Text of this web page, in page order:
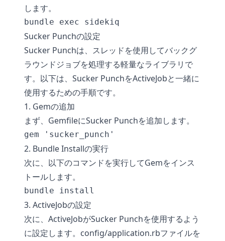
します。
Sucker Punchの設定
Sucker Punchは、スレッドを使用してバックグ
ラウンドジョブを処理する軽量なライブラリで
す。以下は、Sucker PunchをActiveJobと一緒に
使用するための手順です。
1. Gemの追加
まず、GemfileにSucker Punchを追加します。
2. Bundle Installの実行
次に、以下のコマンドを実行してGemをインス
トールします。
3. ActiveJobの設定
次に、ActiveJobがSucker Punchを使用するよう
に設定します。config/application.rbファイルを